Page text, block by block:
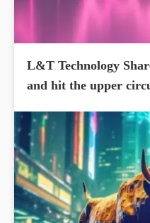
L&T Technology
and hit the upper